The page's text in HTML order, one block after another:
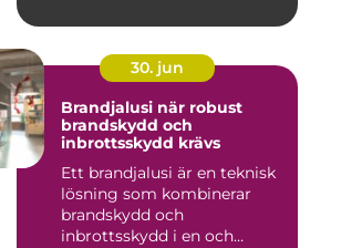
30. jun
Brandjalusi när robust
brandskydd och
inbrottsskydd krävs
Ett brandjalusi är en teknisk
lösning som kombinerar
brandskydd och
inbrottsskydd i en och